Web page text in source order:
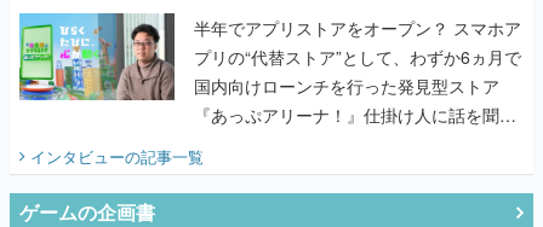
半年でアプリストアをオープン？ スマホア
プリの“代替ストア”として、わずか6ヵ月で
国内向けローンチを行った発見型ストア
『あっぷアリーナ！』仕掛け人に話を聞い
インタビューの記事一覧
ゲームの企画書